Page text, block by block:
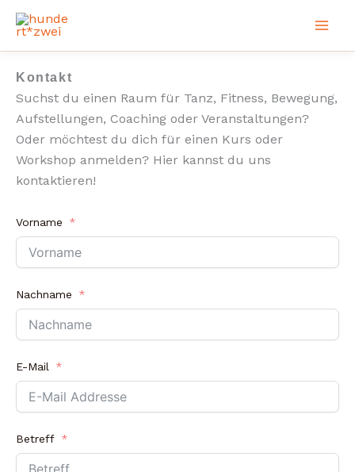
Zum
Inhalt
springen
Kontakt
Suchst du einen Raum für Tanz, Fitness, Bewegung,
Aufstellungen, Coaching oder Veranstaltungen?
Oder möchtest du dich für einen Kurs oder
Workshop anmelden? Hier kannst du uns
kontaktieren!
Vorname
Nachname
E-Mail
Betreff